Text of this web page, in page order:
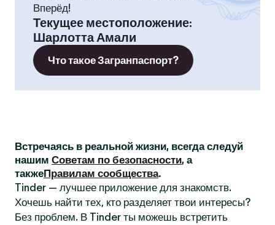
Вперёд!
Текущее местоположение:
Шарлотта Амали
Что такое Загранпаспорт?
Встречаясь в реальной жизни, всегда следуй
нашим Советам по безопасности, а
такжеПравилам сообщества.
Tinder — лучшее приложение для знакомств.
Хочешь найти тех, кто разделяет твои интересы?
Без проблем. В Tinder ты можешь встретить